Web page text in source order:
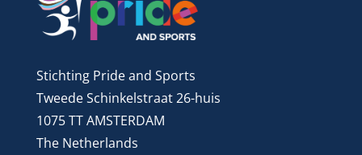
Stichting Pride and Sports
Tweede Schinkelstraat 26-huis
1075 TT AMSTERDAM
The Netherlands